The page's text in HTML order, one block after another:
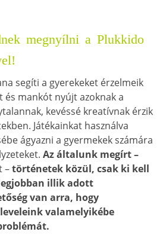
megnyílni a Plukkido
segíti a gyerekeket érzelmeik
és mankót nyújt azoknak a
kevéssé kreatívnak érzik
Játékainkat használva
ágyazni a gyermekek számára
Az általunk megírt –
–történetek közül, csak ki kell
illik adott
van arra, hogy
valamelyikébe